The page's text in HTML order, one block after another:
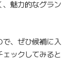
魅力的なグラン
、ぜひ候補に入
ックしてみると